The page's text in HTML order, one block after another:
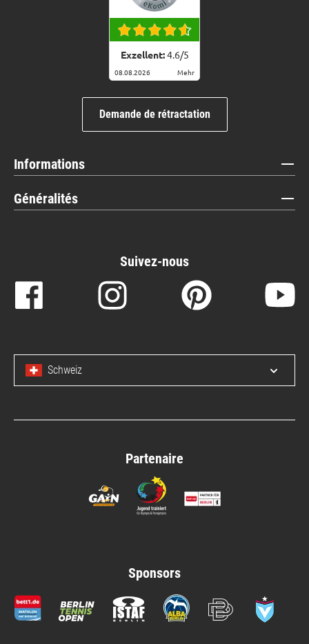
Exzellent:4.6/5
08.08.2026 Mehr
Demande de rétractation
Informations
Généralités
Suivez-nous
Schweiz
Partenaire
Sponsors